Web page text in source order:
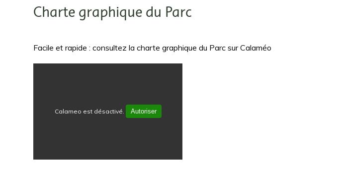
Charte graphique du Parc
Facile et rapide : consultez la charte graphique du Parc sur Calaméo
Calameo est désactivé. Autoriser